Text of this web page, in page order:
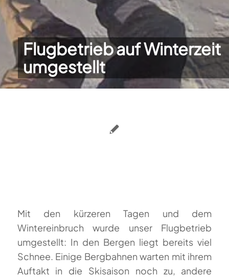
Flugbetrieb auf Winterzeit
umgestellt
Mit den kürzeren Tagen und dem
Wintereinbruch wurde unser Flugbetrieb
umgestellt: In den Bergen liegt bereits viel
Schnee. Einige Bergbahnen warten mit ihrem
Auftakt in die Skisaison noch zu, andere